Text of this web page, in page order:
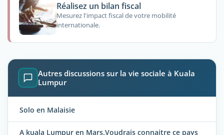
Réalisez un bilan fiscal
Mesurez l'impact fiscal de votre mobilité
internationale.
Autres discussions sur la vie sociale à Kuala
Lumpur
Solo en Malaisie
A kuala Lumpur en Mars.Voudrais connaitre ce pays